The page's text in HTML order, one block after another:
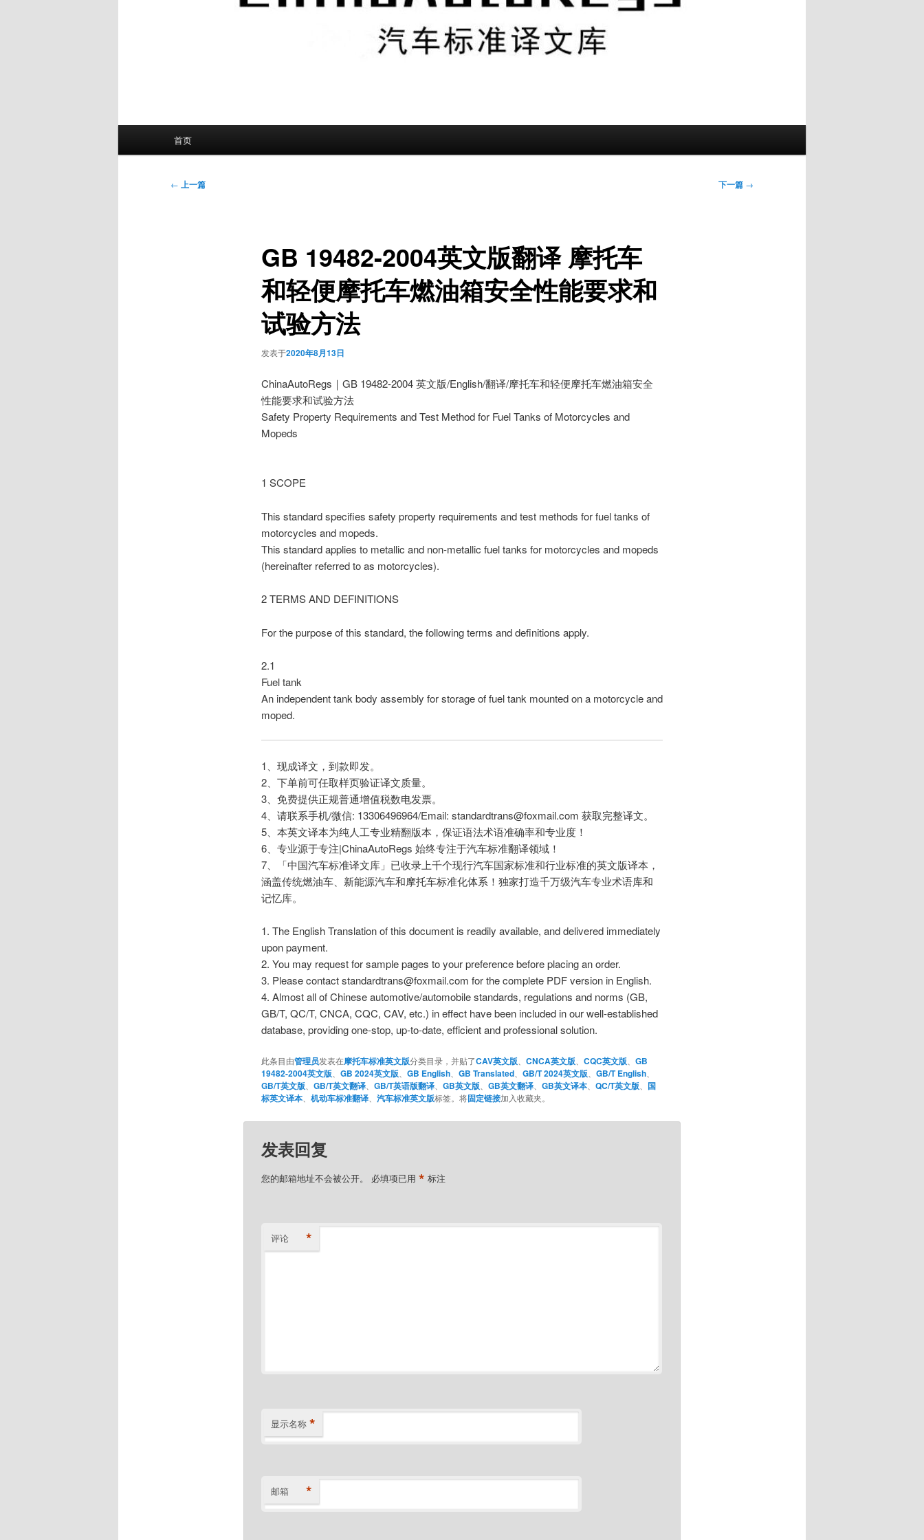
首页
文
← 上一篇 下一篇 →
GB 19482-2004英文版翻译 摩托车
和轻便摩托车燃油箱安全性能要求和
试验方法
发表于2020年8月13日
ChinaAutoRegs｜GB 19482-2004 英文版/English/翻译/摩托车和轻便摩托车燃油箱安全
性能要求和试验方法
Safety Property Requirements and Test Method for Fuel Tanks of Motorcycles and
Mopeds
1 SCOPE
This standard specifies safety property requirements and test methods for fuel tanks of
motorcycles and mopeds.
This standard applies to metallic and non-metallic fuel tanks for motorcycles and mopeds
(hereinafter referred to as motorcycles).
2 TERMS AND DEFINITIONS
For the purpose of this standard, the following terms and definitions apply.
2.1
Fuel tank
An independent tank body assembly for storage of fuel tank mounted on a motorcycle and
moped.
1、现成译文，到款即发。
2、下单前可任取样页验证译文质量。
3、免费提供正规普通增值税数电发票。
4、请联系手机/微信: 13306496964/Email: standardtrans@foxmail.com 获取完整译文。
5、本英文译本为纯人工专业精翻版本，保证语法术语准确率和专业度！
6、专业源于专注|ChinaAutoRegs 始终专注于汽车标准翻译领域！
7、「中国汽车标准译文库」已收录上千个现行汽车国家标准和行业标准的英文版译本，
涵盖传统燃油车、新能源汽车和摩托车标准化体系！独家打造千万级汽车专业术语库和
记忆库。
1. The English Translation of this document is readily available, and delivered immediately
upon payment.
2. You may request for sample pages to your preference before placing an order.
3. Please contact standardtrans@foxmail.com for the complete PDF version in English.
4. Almost all of Chinese automotive/automobile standards, regulations and norms (GB,
GB/T, QC/T, CNCA, CQC, CAV, etc.) in effect have been included in our well-established
database, providing one-stop, up-to-date, efficient and professional solution.
此条目由管理员发表在摩托车标准英文版分类目录，并贴了CAV英文版、 CNCA英文版、 CQC英文版、 GB
19482-2004英文版、 GB 2024英文版、 GB English、 GB Translated、 GB/T 2024英文版、 GB/T English、
GB/T英文版、 GB/T英文翻译、 GB/T英语版翻译、 GB英文版、 GB英文翻译、 GB英文译本、 QC/T英文版、 国
标英文译本、 机动车标准翻译、 汽车标准英文版标签。将固定链接加入收藏夹。
发表回复
您的邮箱地址不会被公开。 必填项已用 * 标注
评论 *
显示名称 *
邮箱 *